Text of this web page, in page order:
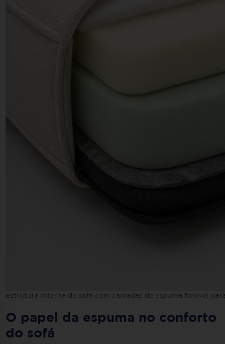
Estrutura interna de sofá com camadas de espuma flexível
O papel da espuma no conforto
do sofá